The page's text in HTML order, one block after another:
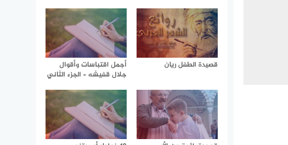
قصيدة الطفل ريان
أجمل اقتباسات وأقوال
جلال قفيشه – الجزء الثاني